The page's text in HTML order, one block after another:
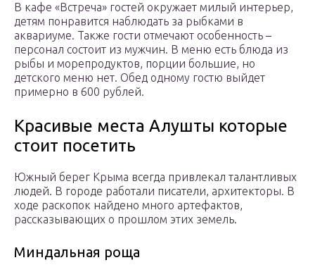
В кафе «Встреча» гостей окружает милый интерьер,
детям понравится наблюдать за рыбками в
аквариуме. Также гости отмечают особенность –
персонал состоит из мужчин. В меню есть блюда из
рыбы и морепродуктов, порции большие, но
детского меню нет. Обед одному гостю выйдет
примерно в 600 рублей.
Красивые места Алушты которые
стоит посетить
Южный берег Крыма всегда привлекал талантливых
людей. В городе работали писатели, архитекторы. В
ходе раскопок найдено много артефактов,
рассказывающих о прошлом этих земель.
Миндальная роща